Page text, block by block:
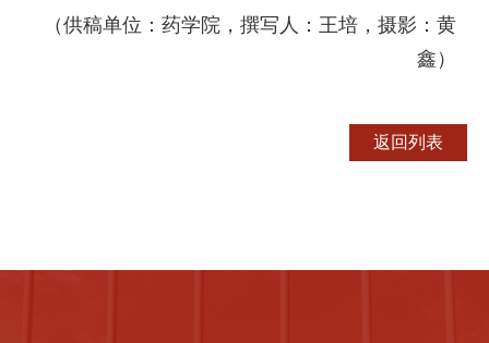
（供稿单位：药学院，撰写人：王培，摄影：黄
鑫）